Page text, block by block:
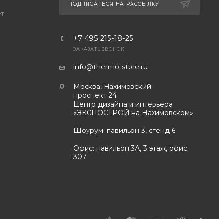
ПОДПИСАТЬСЯ НА РАССЫЛКУ
+7 495 215-18-25
ЗАКАЗАТЬ ЗВОНОК
info@thermo-store.ru
Москва, Нахимовский
проспект 24
Центр дизайна и интерьера
«ЭКСПОСТРОЙ на Нахимовском»
Шоурум: павильон 3, стенд 6
Офис: павильон 3А, 3 этаж, офис
307